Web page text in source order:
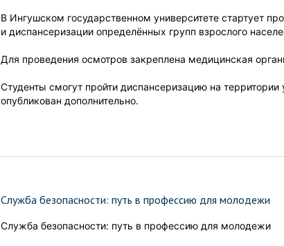
В Ингушском государственном университете стартует
и диспансеризации определённых групп взрослого
Для проведения осмотров закреплена медицинская
Студенты смогут пройти диспансеризацию на
опубликован дополнительно.
Служба безопасности: путь в профессию для молодежи
Служба безопасности: путь в профессию для молодежи